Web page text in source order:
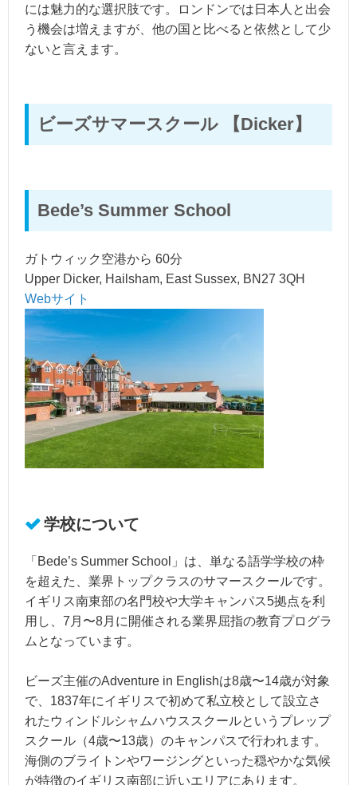
には魅力的な選択肢です。ロンドンでは日本人と出会
う機会は増えますが、他の国と比べると依然として少
ないと言えます。
ビーズサマースクール 【Dicker】
Bede’s Summer School
ガトウィック空港から 60分
Upper Dicker, Hailsham, East Sussex, BN27 3QH
Webサイト
学校について
「Bede’s Summer School」は、単なる語学学校の枠
を超えた、業界トップクラスのサマースクールです。
イギリス南東部の名門校や大学キャンパス5拠点を利
用し、7月〜8月に開催される業界屈指の教育プログラ
ムとなっています。
ビーズ主催のAdventure in Englishは8歳〜14歳が対象
で、1837年にイギリスで初めて私立校として設立さ
れたウィンドルシャムハウススクールというプレップ
スクール（4歳〜13歳）のキャンパスで行われます。
海側のブライトンやワージングといった穏やかな気候
が特徴のイギリス南部に近いエリアにあります。